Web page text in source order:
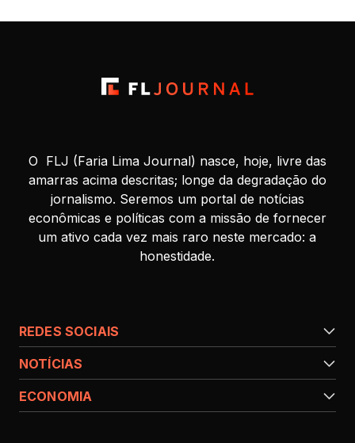
O FLJ (Faria Lima Journal) nasce, hoje, livre das
amarras acima descritas; longe da degradação do
jornalismo. Seremos um portal de notícias
econômicas e políticas com a missão de fornecer
um ativo cada vez mais raro neste mercado: a
honestidade.
REDES SOCIAIS
NOTÍCIAS
ECONOMIA